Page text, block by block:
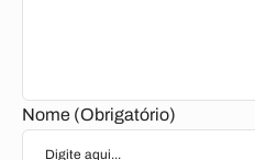
Nome (Obrigatório)